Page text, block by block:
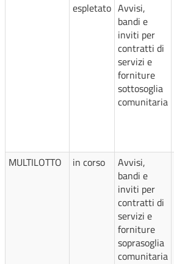
espletato Avvisi,
bandi e
inviti per
contratti di
servizi e
forniture
sottosoglia
comunitaria
MULTILOTTO
in corso
Avvisi,
bandi e
inviti per
contratti di
servizi e
forniture
soprasoglia
comunitaria